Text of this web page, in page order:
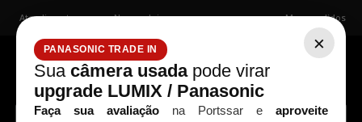
×
PANASONIC TRADE IN
Sua câmera usadapode virar
upgrade LUMIX / Panasonic
Faça sua avaliação na Portssar e aproveite
Atendimento Nossas lojas Meus pedidos
Buscar câmeras, lentes, acessórios...